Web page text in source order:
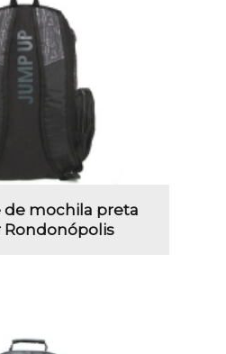
mochila preta
Rondonópolis